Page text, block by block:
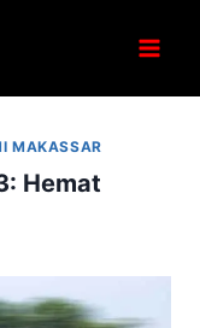
MAKASSAR
Hemat